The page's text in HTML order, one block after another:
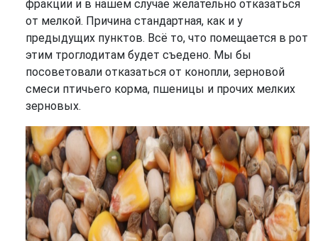
фракции и в нашем случае желательно отказаться
от мелкой. Причина стандартная, как и у
предыдущих пунктов. Всё то, что помещается в рот
этим троглодитам будет съедено. Мы бы
посоветовали отказаться от конопли, зерновой
смеси птичьего корма, пшеницы и прочих мелких
зерновых.